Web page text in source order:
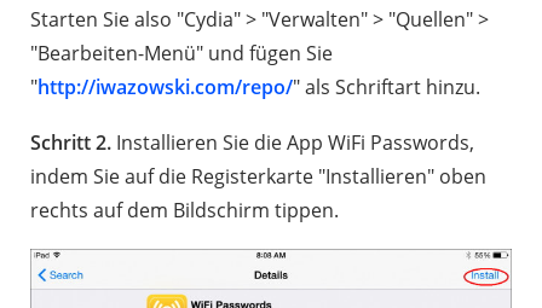
Starten Sie also "Cydia" > "Verwalten" > "Quellen" >
"Bearbeiten-Menü" und fügen Sie
"http://iwazowski.com/repo/" als Schriftart hinzu.
Schritt 2. Installieren Sie die App WiFi Passwords,
indem Sie auf die Registerkarte "Installieren" oben
rechts auf dem Bildschirm tippen.